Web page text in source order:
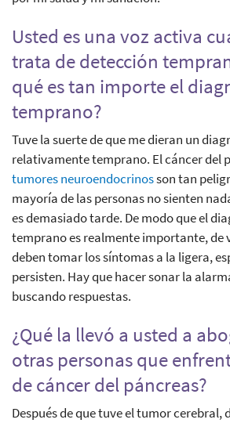
Usted es una voz activa
trata de detección
qué es tan importe el
temprano?
Tuve la suerte de que me dieran un
relativamente temprano. El cáncer del
tumores neuroendocrinosson tan
mayoría de las personas no sienten
es demasiado tarde. De modo que el
temprano es realmente importante, de
deben tomar los síntomas a la ligera,
persisten. Hay que hacer sonar la
buscando respuestas.
¿Qué la llevó a usted a
otras personas que
de cáncer del páncreas?
Después de que tuve el tumor